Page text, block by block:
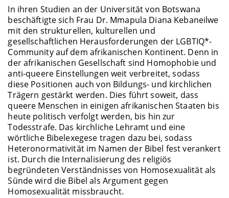
In ihren Studien an der Universität von Botswana
beschäftigte sich Frau Dr. Mmapula Diana Kebaneilwe
mit den strukturellen, kulturellen und
gesellschaftlichen Herausforderungen der LGBTIQ*-
Community auf dem afrikanischen Kontinent. Denn in
der afrikanischen Gesellschaft sind Homophobie und
anti-queere Einstellungen weit verbreitet, sodass
diese Positionen auch von Bildungs- und kirchlichen
Trägern gestärkt werden. Dies führt soweit, dass
queere Menschen in einigen afrikanischen Staaten bis
heute politisch verfolgt werden, bis hin zur
Todesstrafe. Das kirchliche Lehramt und eine
wörtliche Bibelexegese tragen dazu bei, sodass
Heteronormativität im Namen der Bibel fest verankert
ist. Durch die Internalisierung des religiös
begründeten Verständnisses von Homosexualität als
Sünde wird die Bibel als Argument gegen
Homosexualität missbraucht.